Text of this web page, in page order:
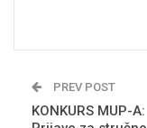
PREV POST
KONKURS MUP-A: